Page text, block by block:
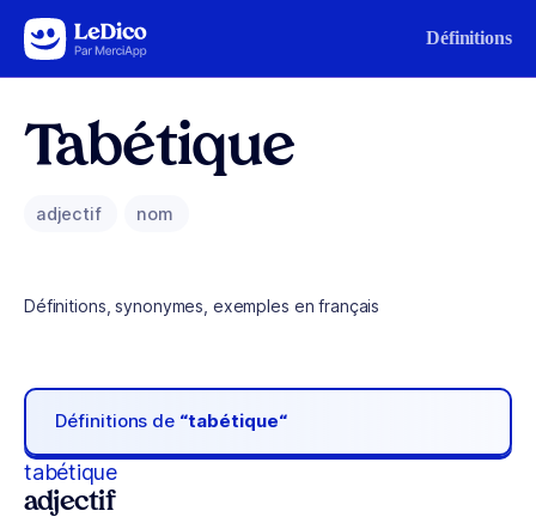
Aller au contenu Définitions
Tabétique
adjectif nom
Définitions, synonymes, exemples en français
Définitions de “tabétique“
tabétique
adjectif